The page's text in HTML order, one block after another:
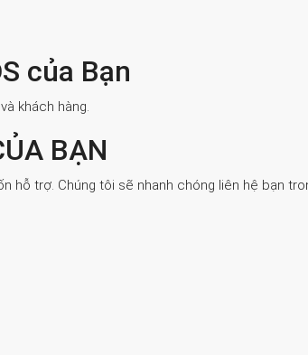
của Bạn
khách hàng.
BẠN
hỗ trợ. Chúng tôi sẽ nhanh chóng liên hệ bạn